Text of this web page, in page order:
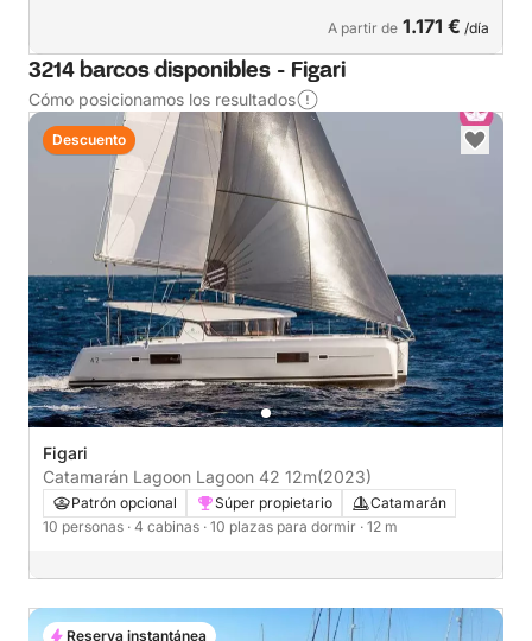
A partir de 1.171 € /día
3214 barcos disponibles - Figari
Cómo posicionamos los resultados
Figari
Catamarán Lagoon Lagoon 42 12m(2023)
Patrón opcional Súper propietario
Catamarán
10 personas · 4 cabinas · 10 plazas para dormir · 12 m
Descuento
Reserva instantánea